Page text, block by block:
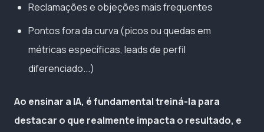
Reclamações e objeções mais frequentes
Pontos fora da curva (picos ou quedas em
métricas específicas, leads de perfil
diferenciado...)
Ao ensinar a IA, é fundamental treiná-la para
destacar o que realmente impacta o resultado, e